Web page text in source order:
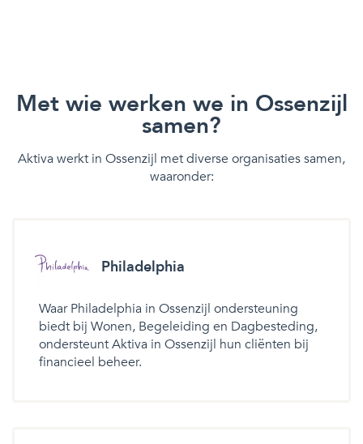
Met wie werken we in Ossenzijl
samen?
Aktiva werkt in Ossenzijl met diverse organisaties samen,
waaronder:
Philadelphia
Waar Philadelphia in Ossenzijl ondersteuning
biedt bij Wonen, Begeleiding en Dagbesteding,
ondersteunt Aktiva in Ossenzijl hun cliënten bij
financieel beheer.